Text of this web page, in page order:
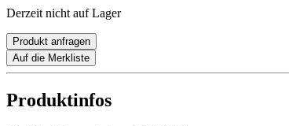
Derzeit nicht auf Lager
Produkt anfragen
Auf die Merkliste
Produktinfos